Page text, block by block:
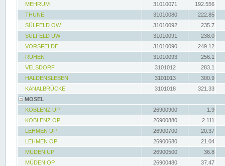
MEHRUM
31010071
192.556
THUNE
31010080
222.85
SÜLFELD OW
31010092
235.7
SÜLFELD UW
31010091
238.0
VORSFELDE
31010090
249.12
RÜHEN
31010093
256.1
VELSDORF
3101012
283.1
HALDENSLEBEN
3101013
300.9
KANALBRÜCKE
3101018
321.33
MOSEL
KOBLENZ UP
26900900
1.9
KOBLENZ OP
26900880
2.111
LEHMEN UP
26900700
20.37
LEHMEN OP
26900680
21.04
MÜDEN UP
26900500
36.8
MÜDEN OP
26900480
37.47